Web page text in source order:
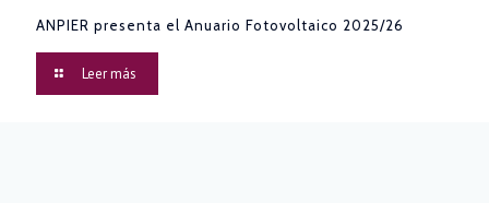
ANPIER presenta el Anuario Fotovoltaico 2025/26
Leer más